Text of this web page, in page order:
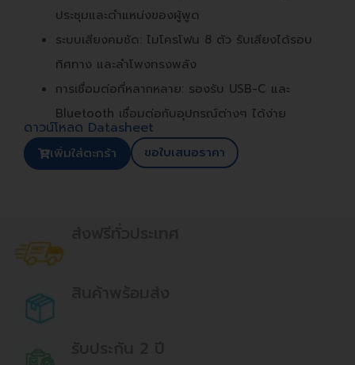
ประชุมและตำแหน่งของผู้พูด
ระบบเสียงคมชัด: ไมโครโฟน 8 ตัว รับเสียงได้รอบ
ทิศทาง และลำโพงทรงพลัง
การเชื่อมต่อที่หลากหลาย: รองรับ USB-C และ
Bluetooth เชื่อมต่อกับอุปกรณ์ต่างๆ ได้ง่าย
ดาวน์โหลด Datasheet
เพิ่มใส่ตะกร้า ขอใบเสนอราคา